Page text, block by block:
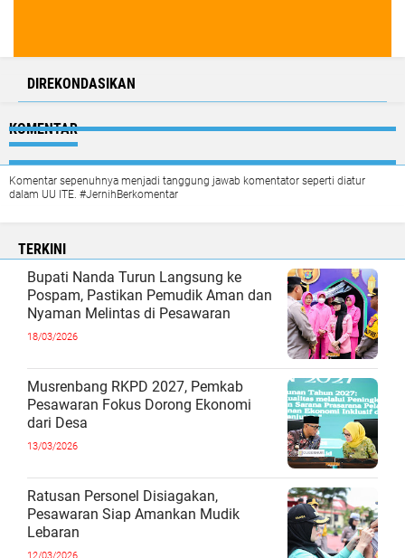
DIREKONDASIKAN
KOMENTAR
Komentar sepenuhnya menjadi tanggung jawab komentator seperti diatur
dalam UU ITE. #JernihBerkomentar
TERKINI
Bupati Nanda Turun Langsung ke
Pospam, Pastikan Pemudik Aman dan
Nyaman Melintas di Pesawaran
18/03/2026
Musrenbang RKPD 2027, Pemkab
Pesawaran Fokus Dorong Ekonomi
dari Desa
13/03/2026
Ratusan Personel Disiagakan,
Pesawaran Siap Amankan Mudik
Lebaran